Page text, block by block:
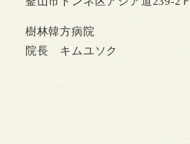
樹林韓方病院
院長 キムユソク